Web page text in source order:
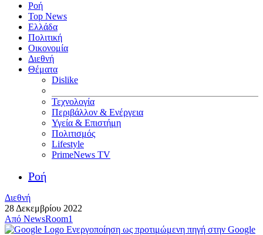
Ροή
Top News
Ελλάδα
Πολιτική
Οικονομία
Διεθνή
Θέματα
Dislike
Τεχνολογία
Περιβάλλον & Ενέργεια
Υγεία & Επιστήμη
Πολιτισμός
Lifestyle
PrimeNews TV
Ροή
Διεθνή
28 Δεκεμβρίου 2022
Από NewsRoom1
Ενεργοποίηση ως προτιμώμενη πηγή στην Google